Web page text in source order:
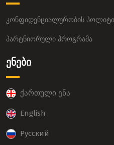
კონფიდენციალურობის
პარტნიორული პროგრამა
ენები
ქართული ენა
English
Русский